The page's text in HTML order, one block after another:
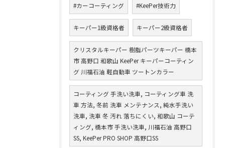
#カーコーティング #KeePer技術力
キーパー1級資格者 キーパー2級資格者
クリスタルキーパー 樹脂パーツキーパー 橋本
市 高野口 和歌山 KeePer キーパーコーティン
グ 川福石油 軽自動車 ツートンカラー
コーティング 手洗い洗車, コーティング車 洗
車 方法, 冬前 洗車 メンテナンス, 純水手洗い
洗車, 洗車 冬 汚れ 落ちにくい, 和歌山 コーテ
ィング, 橋本市 手洗い洗車, 川福石油 高野口
SS, KeePer PRO SHOP 高野口SS